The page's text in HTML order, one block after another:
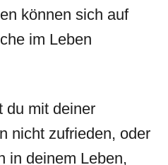
können sich auf
im Leben
du mit deiner
nicht zufrieden, oder
in deinem Leben,